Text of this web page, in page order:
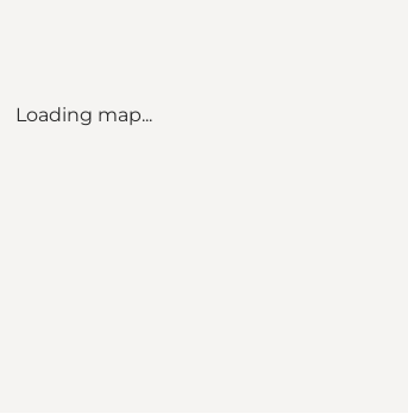
Loading map...